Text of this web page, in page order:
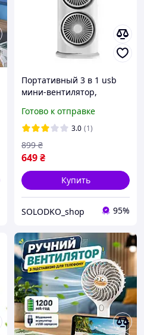
Портативный 3 в 1 usb
мини-вентилятор,
с увлажнителем TIP
Готово к отправке
3.0 (1)
649₴
899 ₴
Купить
SOLODKO_shop 95%